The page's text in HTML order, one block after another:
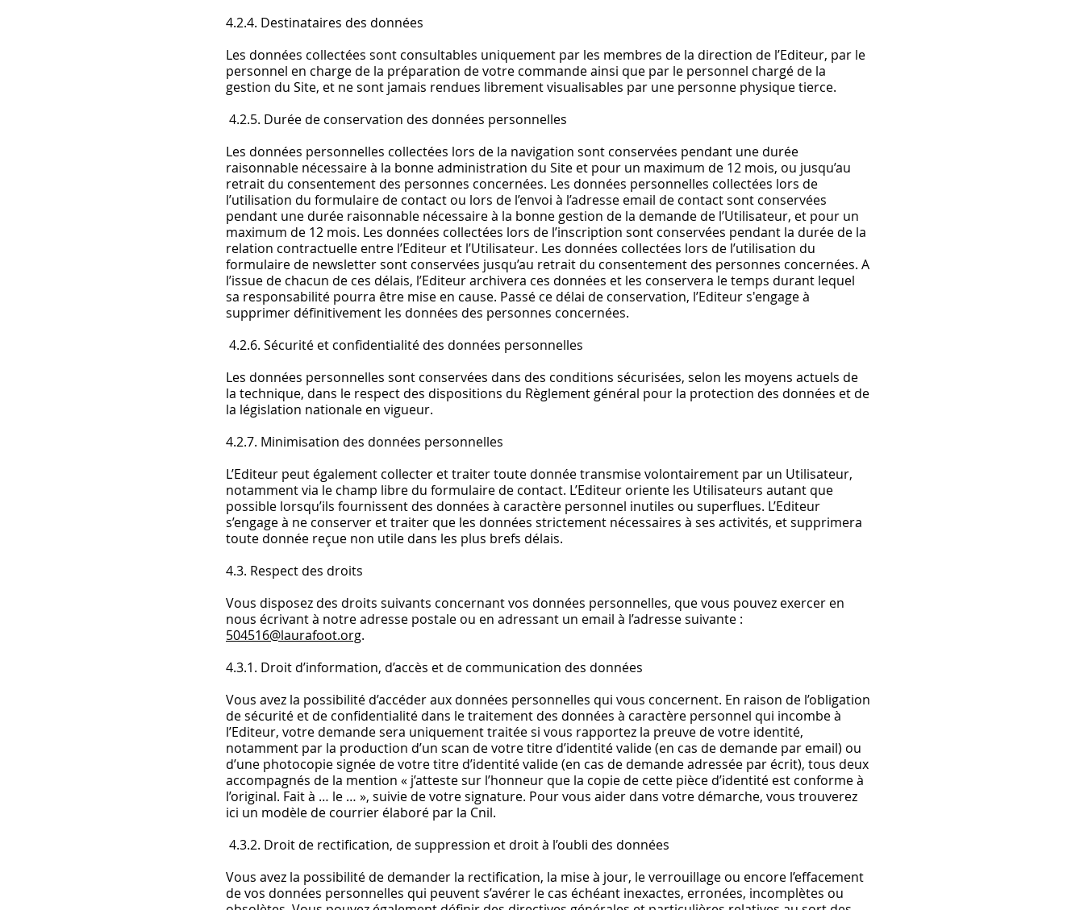
4.2.4. Destinataires des données
Les données collectées sont consultables uniquement par les membres de la direction de l’Editeur, par le
personnel en charge de la préparation de votre commande ainsi que par le personnel chargé de la
gestion du Site, et ne sont jamais rendues librement visualisables par une personne physique tierce.
4.2.5. Durée de conservation des données personnelles
Les données personnelles collectées lors de la navigation sont conservées pendant une durée
raisonnable nécessaire à la bonne administration du Site et pour un maximum de 12 mois, ou jusqu’au
retrait du consentement des personnes concernées. Les données personnelles collectées lors de
l’utilisation du formulaire de contact ou lors de l’envoi à l’adresse email de contact sont conservées
pendant une durée raisonnable nécessaire à la bonne gestion de la demande de l’Utilisateur, et pour un
maximum de 12 mois. Les données collectées lors de l’inscription sont conservées pendant la durée de la
relation contractuelle entre l’Editeur et l’Utilisateur. Les données collectées lors de l’utilisation du
formulaire de newsletter sont conservées jusqu’au retrait du consentement des personnes concernées. A
l’issue de chacun de ces délais, l’Editeur archivera ces données et les conservera le temps durant lequel
sa responsabilité pourra être mise en cause. Passé ce délai de conservation, l’Editeur s'engage à
supprimer définitivement les données des personnes concernées.
4.2.6. Sécurité et confidentialité des données personnelles
Les données personnelles sont conservées dans des conditions sécurisées, selon les moyens actuels de
la technique, dans le respect des dispositions du Règlement général pour la protection des données et de
la législation nationale en vigueur.
4.2.7. Minimisation des données personnelles
L’Editeur peut également collecter et traiter toute donnée transmise volontairement par un Utilisateur,
notamment via le champ libre du formulaire de contact. L’Editeur oriente les Utilisateurs autant que
possible lorsqu’ils fournissent des données à caractère personnel inutiles ou superflues. L’Editeur
s’engage à ne conserver et traiter que les données strictement nécessaires à ses activités, et supprimera
toute donnée reçue non utile dans les plus brefs délais.
4.3. Respect des droits
Vous disposez des droits suivants concernant vos données personnelles, que vous pouvez exercer en
nous écrivant à notre adresse postale ou en adressant un email à l’adresse suivante :
504516@laurafoot.org.
4.3.1. Droit d’information, d’accès et de communication des données
Vous avez la possibilité d’accéder aux données personnelles qui vous concernent. En raison de l’obligation
de sécurité et de confidentialité dans le traitement des données à caractère personnel qui incombe à
l’Editeur, votre demande sera uniquement traitée si vous rapportez la preuve de votre identité,
notamment par la production d’un scan de votre titre d’identité valide (en cas de demande par email) ou
d’une photocopie signée de votre titre d’identité valide (en cas de demande adressée par écrit), tous deux
accompagnés de la mention « j’atteste sur l’honneur que la copie de cette pièce d’identité est conforme à
l’original. Fait à … le … », suivie de votre signature. Pour vous aider dans votre démarche, vous trouverez
ici un modèle de courrier élaboré par la Cnil.
4.3.2. Droit de rectification, de suppression et droit à l’oubli des données
Vous avez la possibilité de demander la rectification, la mise à jour, le verrouillage ou encore l’effacement
de vos données personnelles qui peuvent s’avérer le cas échéant inexactes, erronées, incomplètes ou